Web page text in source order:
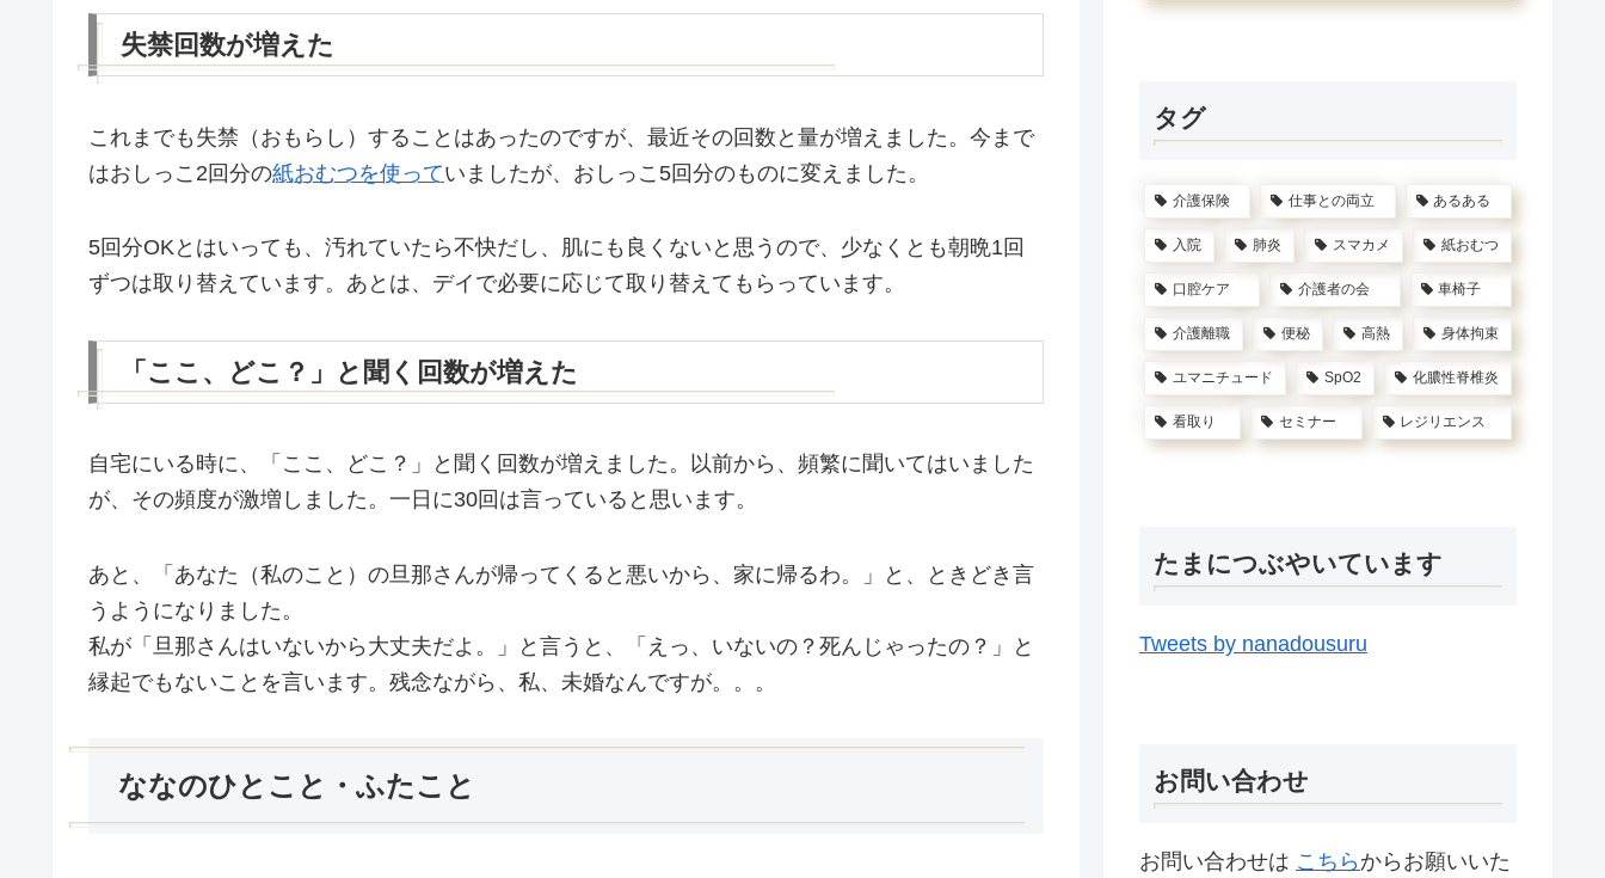
失禁回数が増えた
これまでも失禁（おもらし）することはあったのですが、最近その回数と量が増えました。今まで
はおしっこ2回分の紙おむつを使っていましたが、おしっこ5回分のものに変えました。
5回分OKとはいっても、汚れていたら不快だし、肌にも良くないと思うので、少なくとも朝晩1回
ずつは取り替えています。あとは、デイで必要に応じて取り替えてもらっています。
「ここ、どこ？」と聞く回数が増えた
自宅にいる時に、「ここ、どこ？」と聞く回数が増えました。以前から、頻繁に聞いてはいました
が、その頻度が激増しました。一日に30回は言っていると思います。
あと、「あなた（私のこと）の旦那さんが帰ってくると悪いから、家に帰るわ。」と、ときどき言
うようになりました。
私が「旦那さんはいないから大丈夫だよ。」と言うと、「えっ、いないの？死んじゃったの？」と
縁起でもないことを言います。残念ながら、私、未婚なんですが。。。
ななのひとこと・ふたこと
タグ
介護保険 仕事との両立 あるある
入院 肺炎 スマカメ 紙おむつ
口腔ケア 介護者の会 車椅子
介護離職 便秘 高熱 身体拘束
ユマニチュード SpO2 化膿性脊椎炎
看取り セミナー レジリエンス
たまにつぶやいています
Tweets by nanadousuru
お問い合わせ
お問い合わせは こちら からお願いいた